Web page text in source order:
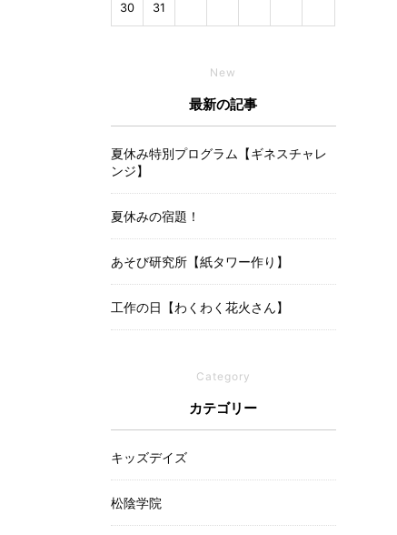
30 31
New
最新の記事
夏休み特別プログラム【ギネスチャレ
ンジ】
夏休みの宿題！
あそび研究所【紙タワー作り】
工作の日【わくわく花火さん】
Category
カテゴリー
キッズデイズ
松陰学院